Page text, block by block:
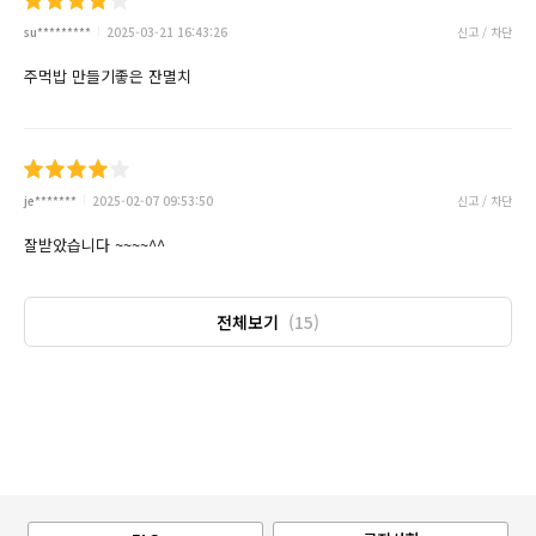
su********* 2025-03-21 16:43:26 신고 / 차단
주먹밥 만들기좋은 잔멸치
je******* 2025-02-07 09:53:50 신고 / 차단
잘받았습니다 ~~~~^^
전체보기 (15)